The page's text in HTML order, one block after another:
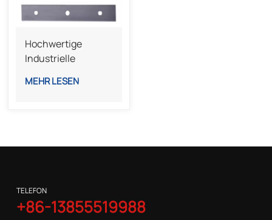
Hochwertige
Industrielle
Schneidmesser Für
MEHR LESEN
TELEFON
+86-13855519988